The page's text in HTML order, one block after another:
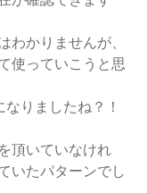
わかりませんが、
使っていこうと思
りましたね？！
頂いていなけれ
いたパターンでし